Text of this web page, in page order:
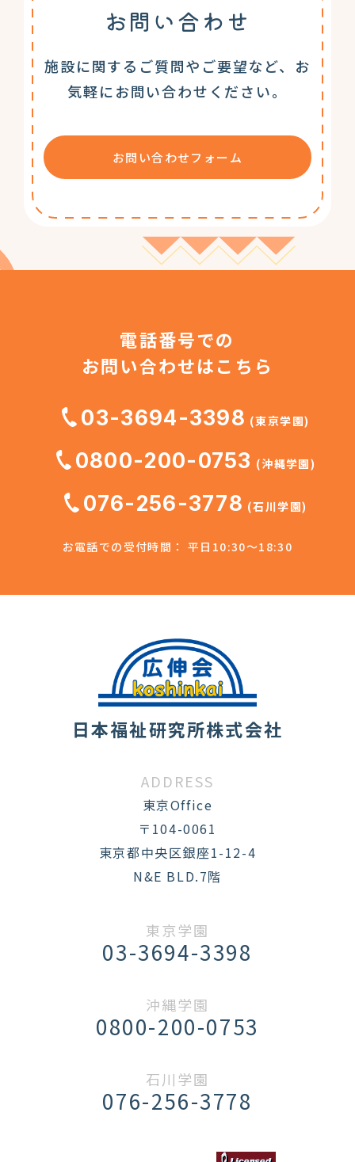
お問い合わせ
施設に関するご質問やご要望など、お
気軽にお問い合わせください。
お問い合わせフォーム
電話番号での
お問い合わせはこちら
03-3694-3398 (東京学園)
0800-200-0753 (沖縄学園)
076-256-3778 (石川学園)
お電話での受付時間： 平日10:30～18:30
日本福祉研究所株式会社
ADDRESS
東京Office
〒104-0061
東京都中央区銀座1-12-4
N&E BLD.7階
東京学園
03-3694-3398
沖縄学園
0800-200-0753
石川学園
076-256-3778